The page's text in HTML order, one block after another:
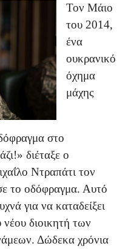
Τον Μάιο
του 2014,
ένα
ουκρανικό
όχημα
μάχης
στο
διέταξε ο
Ντραπάτι τον
το οδόφραγμα. Αυτό
για να καταδείξει
διοικητή των
Δώδεκα χρόνια